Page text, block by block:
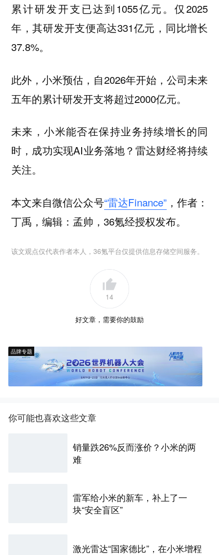
累计研发开支已达到1055亿元。仅2025
年，其研发开支便高达331亿元，同比增长
37.8%。
此外，小米预估，自2026年开始，公司未来
五年的累计研发开支将超过2000亿元。
未来，小米能否在保持业务持续增长的同
时，成功实现AI业务落地？雷达财经将持续
关注。
本文来自微信公众号“雷达Finance”，作者：
丁禹，编辑：孟帅，36氪经授权发布。
该文观点仅代表作者本人，36氪平台仅提供信息存储空间服务。
14
好文章，需要你的鼓励
品牌专题
你可能也喜欢这些文章
销量跌26%反而涨价？小米的两
难
雷军给小米的新车，补上了一
块“安全盲区”
激光雷达“国家德比”，在小米增程